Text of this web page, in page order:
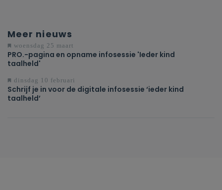
Meer nieuws
woensdag 25 maart
PRO.-pagina en opname infosessie 'Ieder kind
taalheld'
dinsdag 10 februari
Schrijf je in voor de digitale infosessie ‘ieder kind
taalheld’